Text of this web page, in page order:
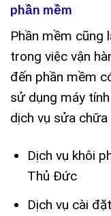
phần mềm
Phần mềm cũng
trong việc vận
đến phần mềm
sử dụng máy
dịch vụ sửa
Dịch vụ khôi
Thủ Đức
Dịch vụ cài